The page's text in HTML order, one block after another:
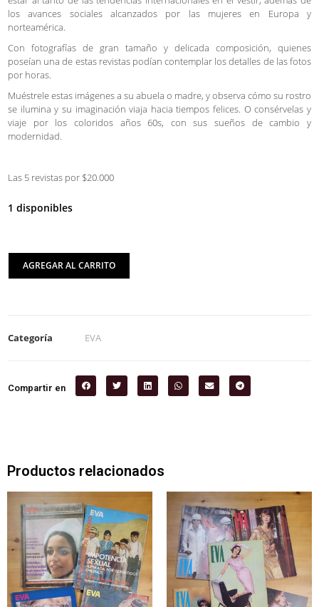
los avances sociales alcanzados por las mujeres en Europa y
norteamérica.
Con fotografías de gran tamaño y delicada composición, quienes
poseían una de estas revistas podían contemplar los detalles de las fotos
por horas.
Muéstrele estas imágenes a su abuela o madre, y observa cómo su rostro
se ilumina y su imaginación viaja hacia tiempos felices. O consérvelas y
viaje por los coloridos años 60s, con sus sueños de cambio y
modernidad.
Las 5 revistas por $20.000
1 disponibles
AGREGAR AL CARRITO
Categoría EVA
Compartir en
Productos relacionados